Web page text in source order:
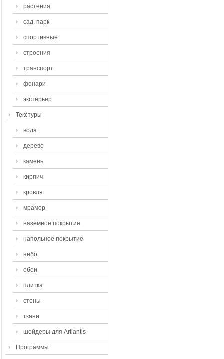
растения
сад, парк
спортивные
строения
транспорт
фонари
экстерьер
Текстуры
вода
дерево
камень
кирпич
кровля
мрамор
наземное покрытие
напольное покрытие
небо
обои
плитка
стены
ткани
шейдеры для Artlantis
Программы